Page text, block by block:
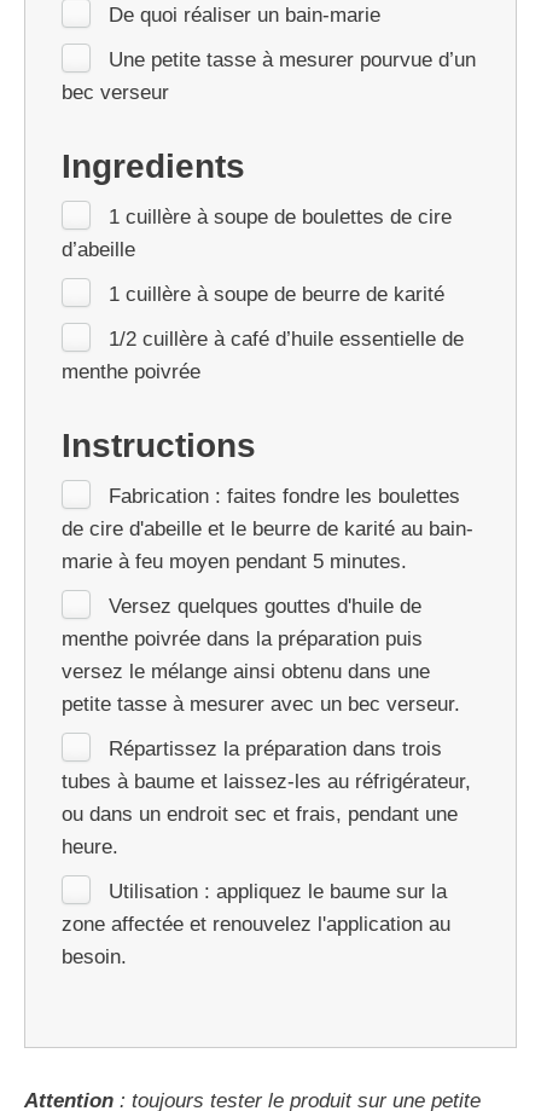
De quoi réaliser un bain-marie
Une petite tasse à mesurer pourvue d’un
bec verseur
Ingredients
1 cuillère à soupe de boulettes de cire
d’abeille
1 cuillère à soupe de beurre de karité
1/2 cuillère à café d’huile essentielle de
menthe poivrée
Instructions
Fabrication : faites fondre les boulettes
de cire d'abeille et le beurre de karité au bain-
marie à feu moyen pendant 5 minutes.
Versez quelques gouttes d'huile de
menthe poivrée dans la préparation puis
versez le mélange ainsi obtenu dans une
petite tasse à mesurer avec un bec verseur.
Répartissez la préparation dans trois
tubes à baume et laissez-les au réfrigérateur,
ou dans un endroit sec et frais, pendant une
heure.
Utilisation : appliquez le baume sur la
zone affectée et renouvelez l'application au
besoin.
Attention : toujours tester le produit sur une petite